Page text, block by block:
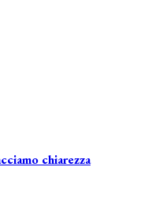
chiarezza